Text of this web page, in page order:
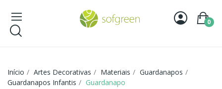
0
Início Artes Decorativas Materiais
Guardanapos
Guardanapos Infantis
Guardanapo